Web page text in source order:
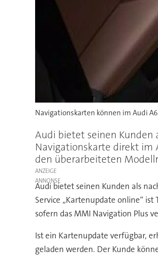
Navigationskarten können im Audi
Audi bietet seinen Kunden
Navigationskarte direkt im
den überarbeiteten
ANZEIGE
Audi bietet seinen Kunden als
Service „Kartenupdate online“
sofern das MMI Navigation Plus
Ist ein Kartenupdate verfügbar,
geladen werden. Der Kunde